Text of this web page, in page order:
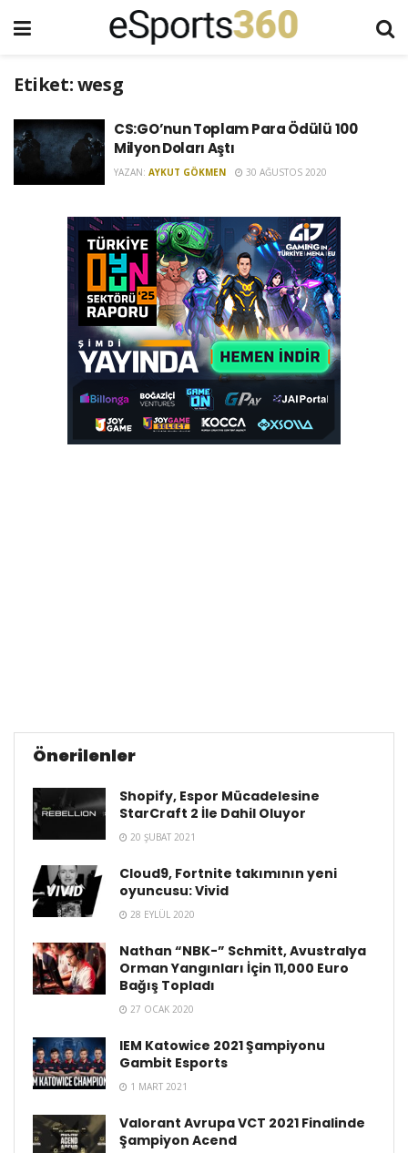
Etiket:wesg
CS:GO’nun Toplam Para Ödülü 100
Milyon Doları Aştı
YAZAN: AYKUT GÖKMEN 30 AĞUSTOS 2020
Önerilenler
Shopify, Espor Mücadelesine
StarCraft 2 İle Dahil Oluyor
20 ŞUBAT 2021
Cloud9, Fortnite takımının yeni
oyuncusu: Vivid
28 EYLÜL 2020
Nathan “NBK-” Schmitt, Avustralya
Orman Yangınları İçin 11,000 Euro
Bağış Topladı
27 OCAK 2020
IEM Katowice 2021 Şampiyonu
Gambit Esports
1 MART 2021
Valorant Avrupa VCT 2021 Finalinde
Şampiyon Acend